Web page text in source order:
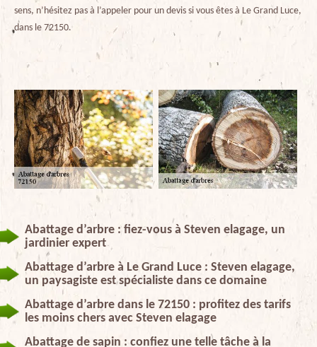
sens, n’hésitez pas à l’appeler pour un devis si vous êtes à Le Grand Luce,
dans le 72150.
Abattage d’arbre : fiez-vous à Steven elagage, un
jardinier expert
Abattage d’arbre à Le Grand Luce : Steven elagage,
un paysagiste est spécialiste dans ce domaine
Abattage d’arbre dans le 72150 : profitez des tarifs
les moins chers avec Steven elagage
Abattage de sapin : confiez une telle tâche à la